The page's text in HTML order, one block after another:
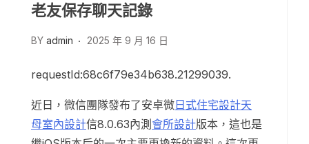
老友保存聊天記錄
BY admin 2025 年 9 月 16 日
requestId:68c6f79e34b638.21299039.
近日，微信團隊發布了安卓微 日式住宅設計天
母室內設計信8.0.63內測 會所設計版本，這也是